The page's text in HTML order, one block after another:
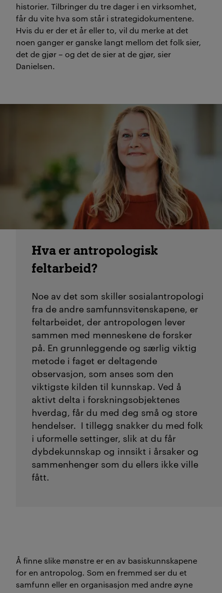
historier. Tilbringer du tre dager i en virksomhet,
får du vite hva som står i strategidokumentene.
Hvis du er der et år eller to, vil du merke at det
noen ganger er ganske langt mellom det folk sier,
det de gjør – og det de sier at de gjør, sier
Danielsen.
Hva er antropologisk
feltarbeid?
Noe av det som skiller sosialantropologi
fra de andre samfunnsvitenskapene, er
feltarbeidet, der antropologen lever
sammen med menneskene de forsker
på. En grunnleggende og særlig viktig
metode i faget er deltagende
observasjon, som anses som den
viktigste kilden til kunnskap. Ved å
aktivt delta i forskningsobjektenes
hverdag, får du med deg små og store
hendelser. I tillegg snakker du med folk
i uformelle settinger, slik at du får
dybdekunnskap og innsikt i årsaker og
sammenhenger som du ellers ikke ville
fått.
Å finne slike mønstre er en av basiskunnskapene
for en antropolog. Som en fremmed ser du et
samfunn eller en organisasjon med andre øyne